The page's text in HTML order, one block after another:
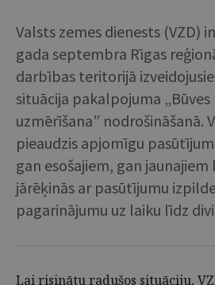
Valsts zemes dienests (VZD)
gada septembra Rīgas
darbības teritorijā
situācija pakalpojuma
uzmērīšana” nodrošināšanā.
pieaudzis apjomīgu
gan esošajiem, gan
jārēķinās ar pasūtījumu
pagarinājumu uz laiku līdz
Lai risinātu radušos situāciju,